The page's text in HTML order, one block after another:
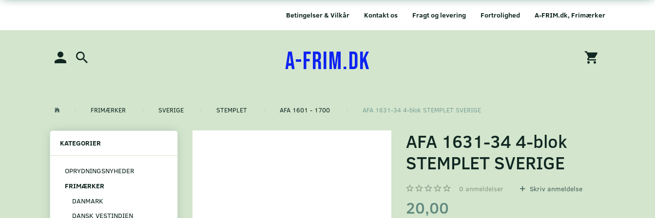
A-FRIM.dk, Frimærker
Fortrolighed
Fragt og levering
Kontakt os
Betingelser & Vilkår
A-FRIM.DK
FRIMÆRKER SVERIGE STEMPLET AFA 1601 - 1700 AFA 1631-34 4-blok STEMPLET SVERIGE
KATEGORIER
OPRYDNINGSNYHEDER
FRIMÆRKER
DANMARK
DANSK VESTINDIEN
AFA 1631-34 4-blok
STEMPLET SVERIGE
0 anmeldelser Skriv anmeldelse
20,00